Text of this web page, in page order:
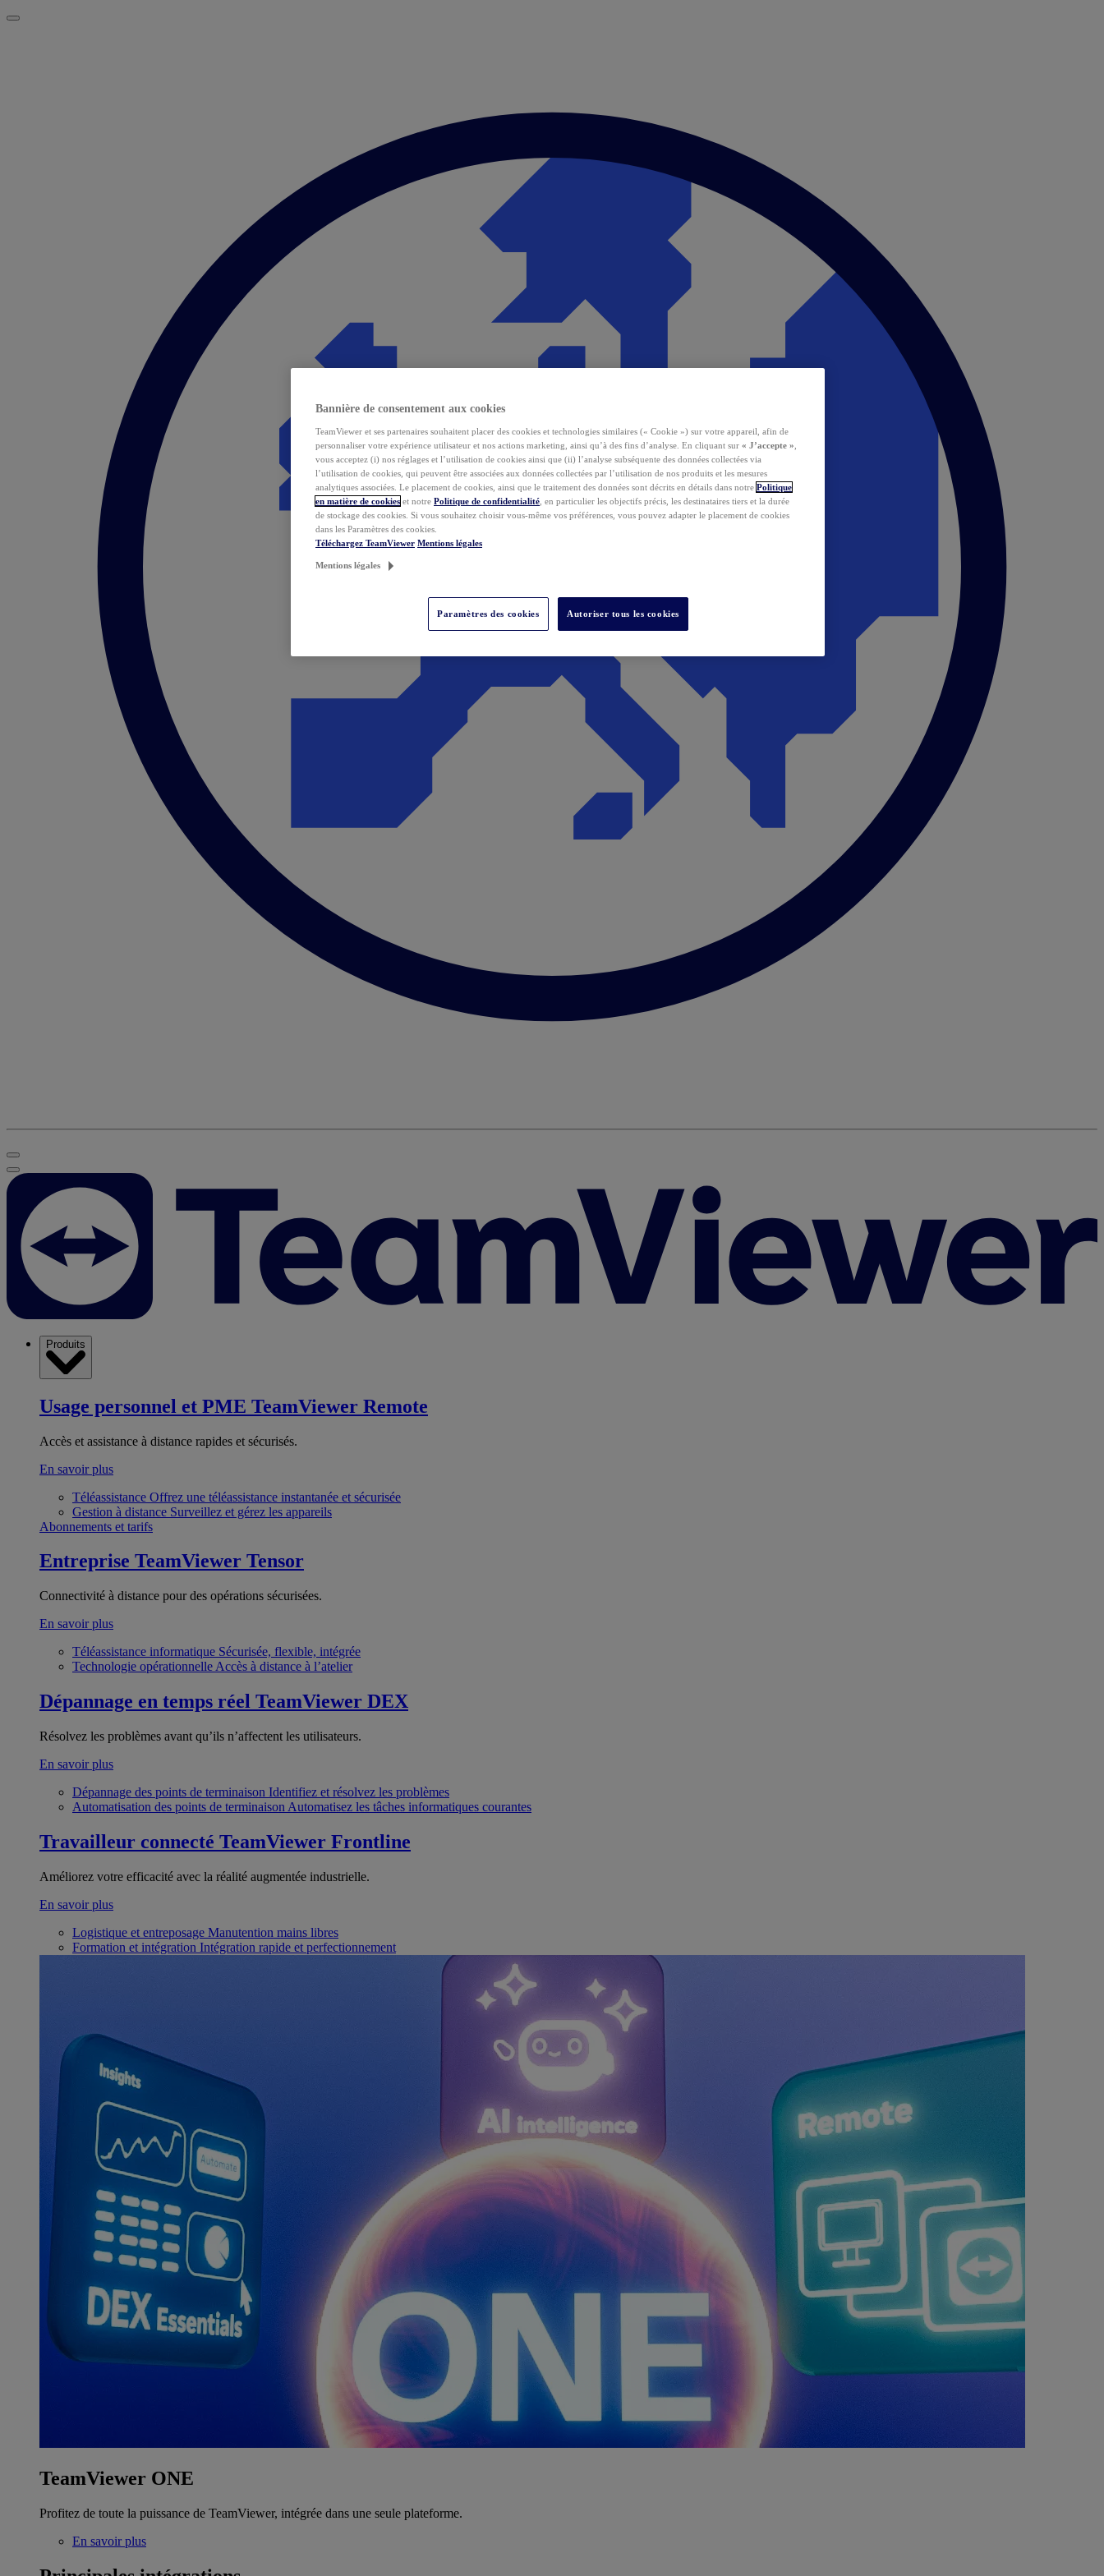
Produits
Usage personnel et PME TeamViewer Remote
Accès et assistance à distance rapides et sécurisés.
En savoir plus
Téléassistance Offrez une téléassistance instantanée et sécurisée
Gestion à distance Surveillez et gérez les appareils
Abonnements et tarifs
Entreprise TeamViewer Tensor
Connectivité à distance pour des opérations sécurisées.
En savoir plus
Téléassistance informatique Sécurisée, flexible, intégrée
Technologie opérationnelle Accès à distance à l’atelier
Dépannage en temps réel TeamViewer DEX
Résolvez les problèmes avant qu’ils n’affectent les utilisateurs.
En savoir plus
Dépannage des points de terminaison Identifiez et résolvez les problèmes
Automatisation des points de terminaison Automatisez les tâches informatiques courantes
Travailleur connecté TeamViewer Frontline
Améliorez votre efficacité avec la réalité augmentée industrielle.
En savoir plus
Logistique et entreposage Manutention mains libres
Formation et intégration Intégration rapide et perfectionnement
TeamViewer ONE
Profitez de toute la puissance de TeamViewer, intégrée dans une seule plateforme.
En savoir plus
Bannière de consentement aux cookies
TeamViewer et ses partenaires souhaitent placer des cookies et technologies similaires (« Cookie ») sur votre appareil, afin de
personnaliser votre expérience utilisateur et nos actions marketing, ainsi qu’à des fins d’analyse. En cliquant sur « J’accepte »
vous acceptez (i) nos réglages et l’utilisation de cookies ainsi que (ii) l’analyse subséquente des données collectées via
l’utilisation de cookies, qui peuvent être associées aux données collectées par l’utilisation de nos produits et les mesures
analytiques associées. Le placement de cookies, ainsi que le traitement des données sont décrits en détails dans notre Politique
en matière de cookies et notre Politique de confidentialité , en particulier les objectifs précis, les destinataires tiers et la durée
de stockage des cookies. Si vous souhaitez choisir vous-même vos préférences, vous pouvez adapter le placement de cookies
dans les Paramètres des cookies.
Téléchargez TeamViewer Mentions légales
Mentions légales
Paramètres des cookies Autoriser tous les cookies